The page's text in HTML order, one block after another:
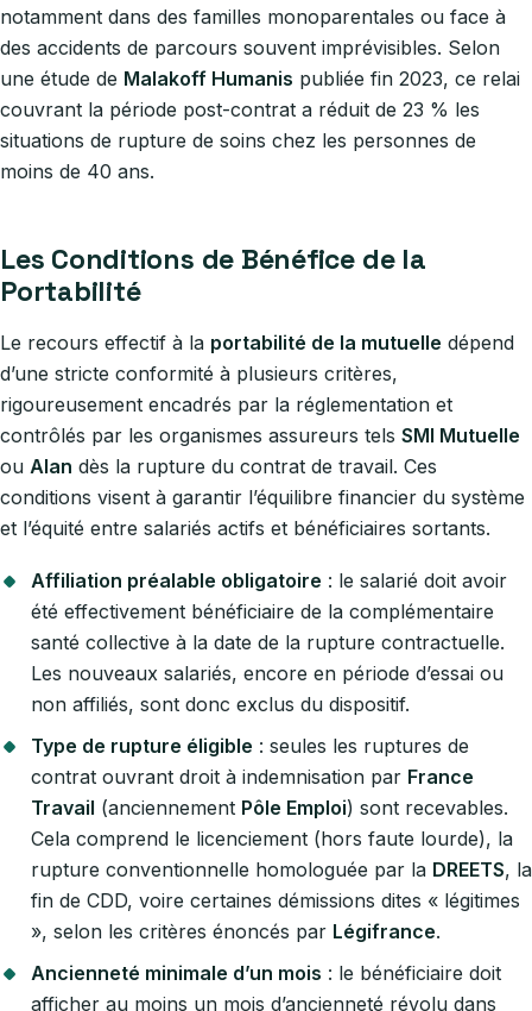
notamment dans des familles monoparentales ou face à
des accidents de parcours souvent imprévisibles. Selon
une étude de Malakoff Humanis publiée fin 2023, ce relai
couvrant la période post-contrat a réduit de 23 % les
situations de rupture de soins chez les personnes de
moins de 40 ans.
Les Conditions de Bénéfice de la
Portabilité
Le recours effectif à la portabilité de la mutuelle dépend
d’une stricte conformité à plusieurs critères,
rigoureusement encadrés par la réglementation et
contrôlés par les organismes assureurs tels SMI Mutuelle
ou Alan dès la rupture du contrat de travail. Ces
conditions visent à garantir l’équilibre financier du système
et l’équité entre salariés actifs et bénéficiaires sortants.
Affiliation préalable obligatoire : le salarié doit avoir
été effectivement bénéficiaire de la complémentaire
santé collective à la date de la rupture contractuelle.
Les nouveaux salariés, encore en période d’essai ou
non affiliés, sont donc exclus du dispositif.
Type de rupture éligible : seules les ruptures de
contrat ouvrant droit à indemnisation par France
Travail (anciennement Pôle Emploi) sont recevables.
Cela comprend le licenciement (hors faute lourde), la
rupture conventionnelle homologuée par la DREETS, la
fin de CDD, voire certaines démissions dites « légitimes
», selon les critères énoncés par Légifrance.
Ancienneté minimale d’un mois : le bénéficiaire doit
afficher au moins un mois d’ancienneté révolu dans